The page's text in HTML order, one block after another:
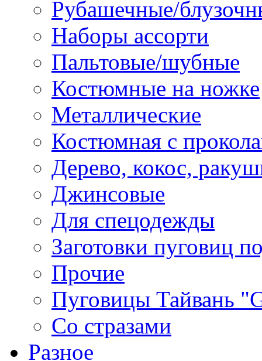
Рубашечные/
Наборы ассорти
Пальтовые/шубные
Костюмные на ножке
Металлические
Костюмная с
Дерево, кокос,
Джинсовые
Для спецодежды
Заготовки пуговиц
Прочие
Пуговицы Тайвань
Со стразами
Разное